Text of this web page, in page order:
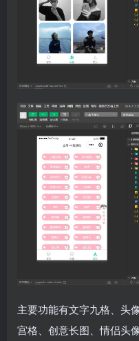
主要功能有文字九格、头
宫格、创意长图、情侣头